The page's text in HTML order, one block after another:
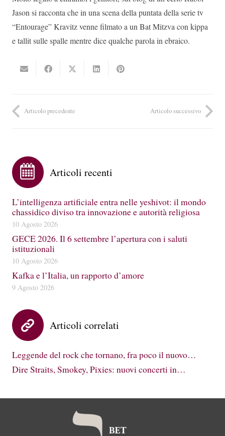
Jason si racconta che in una scena della puntata della serie tv
“Entourage” Kravitz venne filmato a un Bat Mitzva con kippa
e tallit sulle spalle mentre dice qualche parola in ebraico.
Articolo precedente Articolo successivo
Articoli recenti
L’intelligenza artificiale entra nelle yeshivot: il mondo
chassidico diviso tra innovazione e autorità religiosa
10 Agosto 2026
GECE 2026. Il 6 settembre l’apertura con i saluti
istituzionali
10 Agosto 2026
Kafka e l’Italia, un rapporto d’amore
9 Agosto 2026
Articoli correlati
Leggende del rock che tornano, fra poco il nuovo…
Dire Straits, Smokey, Pixies: nuovi concerti in…